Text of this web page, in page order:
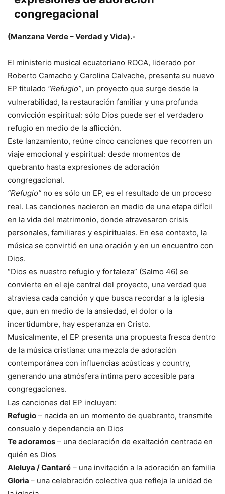
congregacional
(Manzana Verde – Verdad y Vida).-
El ministerio musical ecuatoriano ROCA, liderado por
Roberto Camacho y Carolina Calvache, presenta su nuevo
EP titulado “Refugio”, un proyecto que surge desde la
vulnerabilidad, la restauración familiar y una profunda
convicción espiritual: sólo Dios puede ser el verdadero
refugio en medio de la aflicción.
Este lanzamiento, reúne cinco canciones que recorren un
viaje emocional y espiritual: desde momentos de
quebranto hasta expresiones de adoración
congregacional.
“Refugio” no es sólo un EP, es el resultado de un proceso
real. Las canciones nacieron en medio de una etapa difícil
en la vida del matrimonio, donde atravesaron crisis
personales, familiares y espirituales. En ese contexto, la
música se convirtió en una oración y en un encuentro con
Dios.
“Dios es nuestro refugio y fortaleza” (Salmo 46) se
convierte en el eje central del proyecto, una verdad que
atraviesa cada canción y que busca recordar a la iglesia
que, aun en medio de la ansiedad, el dolor o la
incertidumbre, hay esperanza en Cristo.
Musicalmente, el EP presenta una propuesta fresca dentro
de la música cristiana: una mezcla de adoración
contemporánea con influencias acústicas y country,
generando una atmósfera íntima pero accesible para
congregaciones.
Las canciones del EP incluyen:
Refugio – nacida en un momento de quebranto, transmite
consuelo y dependencia en Dios
Te adoramos – una declaración de exaltación centrada en
quién es Dios
Aleluya / Cantaré – una invitación a la adoración en familia
Gloria – una celebración colectiva que refleja la unidad de